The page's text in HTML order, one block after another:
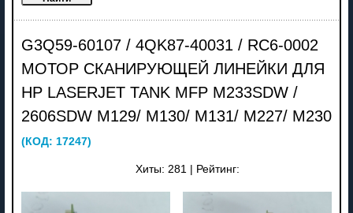
G3Q59-60107 / 4QK87-40031 / RC6-0002
МОТОР СКАНИРУЮЩЕЙ ЛИНЕЙКИ ДЛЯ
HP LASERJET TANK MFP M233SDW /
2606SDW M129/ M130/ M131/ M227/ M230
(КОД: 17247)
Хиты: 281 Рейтинг: